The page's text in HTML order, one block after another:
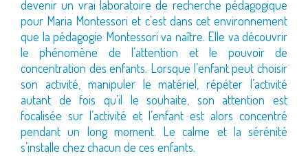
devenir un vrai laboratoire de recherche pédagogique
pour Maria Montessori et c’est dans cet environnement
que la pédagogie Montessori va naître. Elle va découvrir
le phénomène de l’attention et le pouvoir de
concentration des enfants. Lorsque l’enfant peut choisir
son activité, manipuler le matériel, répéter l’activité
autant de fois qu’il le souhaite, son attention est
focalisée sur l’activité et l’enfant est alors concentré
pendant un long moment. Le calme et la sérénité
s’installe chez chacun de ces enfants.